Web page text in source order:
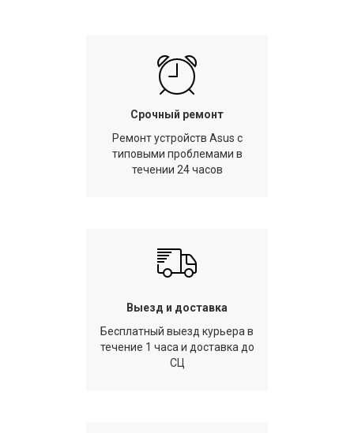
Срочный ремонт
Ремонт устройств Asus с
типовыми проблемами в
течении 24 часов
Выезд и доставка
Бесплатный выезд курьера в
течение 1 часа и доставка до
СЦ